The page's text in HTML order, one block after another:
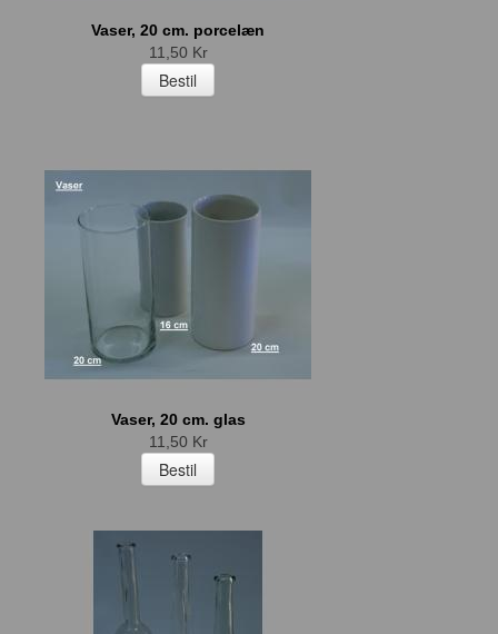
Vaser, 20 cm. porcelæn
11,50 Kr
Vaser, 20 cm. glas
11,50 Kr